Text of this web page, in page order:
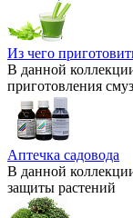
Из чего
В данной
приготовления
Аптечка садовода
В данной
защиты растений